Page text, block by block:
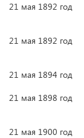
21 мая 1892 год
21 мая 1892 год
21 мая 1894 год
21 мая 1898 год
21 мая 1900 год